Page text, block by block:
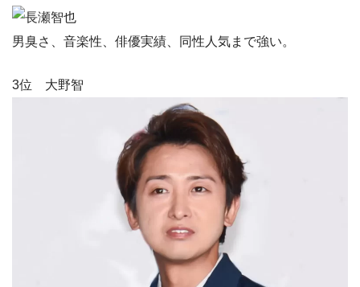
男臭さ、音楽性、俳優実績、同性人気まで強い。
3位 大野智